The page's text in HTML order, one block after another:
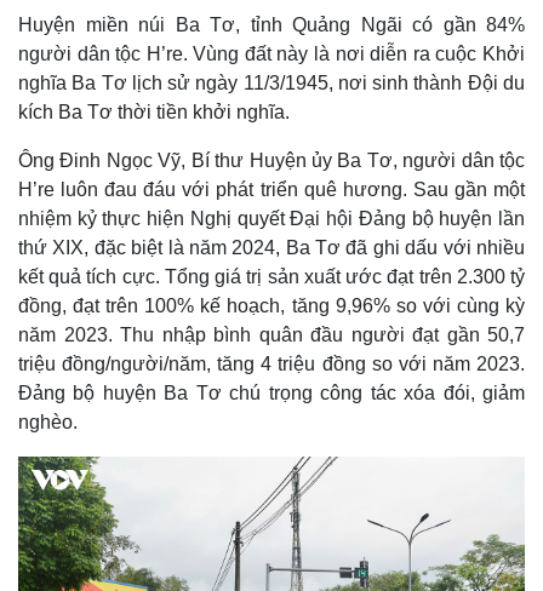
Doanh nhân
Vì cộng đồng
Trải nghiệm
Chuyển đổi số
Huyện miền núi Ba Tơ, tỉnh Quảng Ngãi có gần 84%
người dân tộc H’re. Vùng đất này là nơi diễn ra cuộc Khởi
nghĩa Ba Tơ lịch sử ngày 11/3/1945, nơi sinh thành Đội du
kích Ba Tơ thời tiền khởi nghĩa.
Ông Đinh Ngọc Vỹ, Bí thư Huyện ủy Ba Tơ, người dân tộc
H’re luôn đau đáu với phát triển quê hương. Sau gần một
nhiệm kỷ thực hiện Nghị quyết Đại hội Đảng bộ huyện lần
thứ XIX, đặc biệt là năm 2024, Ba Tơ đã ghi dấu với nhiều
kết quả tích cực. Tổng giá trị sản xuất ước đạt trên 2.300 tỷ
đồng, đạt trên 100% kế hoạch, tăng 9,96% so với cùng kỳ
năm 2023. Thu nhập bình quân đầu người đạt gần 50,7
triệu đồng/người/năm, tăng 4 triệu đồng so với năm 2023.
Đảng bộ huyện Ba Tơ chú trọng công tác xóa đói, giảm
nghèo.